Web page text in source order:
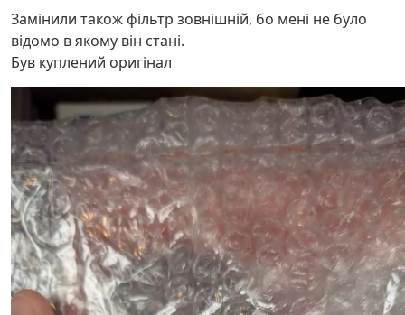
Замінили також фільтр зовнішній, бо мені не було
відомо в якому він стані.
Був куплений оригінал